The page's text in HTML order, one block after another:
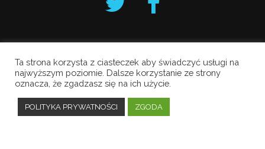
Krakowski Alarm Smogowy
Copyright © 2019 All Rights Reserved.
Polityka prywatności
Ta strona korzysta z ciasteczek aby świadczyć usługi na
najwyższym poziomie. Dalsze korzystanie ze strony
oznacza, że zgadzasz się na ich użycie.
POLITYKA PRYWATNOŚCI ZGODA